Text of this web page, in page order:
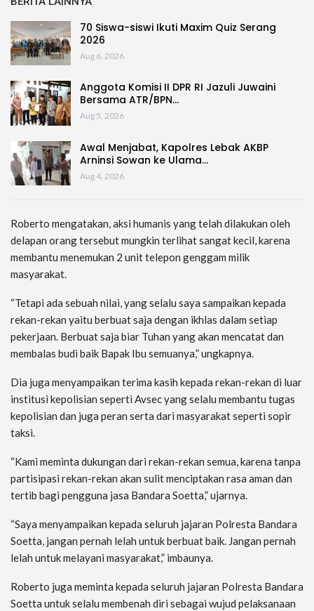
70 Siswa-siswi Ikuti Maxim Quiz Serang
2026
Aug 6, 2026
Anggota Komisi II DPR RI Jazuli Juwaini
Bersama ATR/BPN…
Aug 5, 2026
Awal Menjabat, Kapolres Lebak AKBP
Arninsi Sowan ke Ulama…
Aug 4, 2026
Roberto mengatakan, aksi humanis yang telah dilakukan oleh
delapan orang tersebut mungkin terlihat sangat kecil, karena
membantu menemukan 2 unit telepon genggam milik
masyarakat.
“Tetapi ada sebuah nilai, yang selalu saya sampaikan kepada
rekan-rekan yaitu berbuat saja dengan ikhlas dalam setiap
pekerjaan. Berbuat saja biar Tuhan yang akan mencatat dan
membalas budi baik Bapak Ibu semuanya,” ungkapnya.
Dia juga menyampaikan terima kasih kepada rekan-rekan di luar
institusi kepolisian seperti Avsec yang selalu membantu tugas
kepolisian dan juga peran serta dari masyarakat seperti sopir
taksi.
“Kami meminta dukungan dari rekan-rekan semua, karena tanpa
partisipasi rekan-rekan akan sulit menciptakan rasa aman dan
tertib bagi pengguna jasa Bandara Soetta,” ujarnya.
“Saya menyampaikan kepada seluruh jajaran Polresta Bandara
Soetta, jangan pernah lelah untuk berbuat baik. Jangan pernah
lelah untuk melayani masyarakat,” imbaunya.
Roberto juga meminta kepada seluruh jajaran Polresta Bandara
Soetta untuk selalu membenah diri sebagai wujud pelaksanaan